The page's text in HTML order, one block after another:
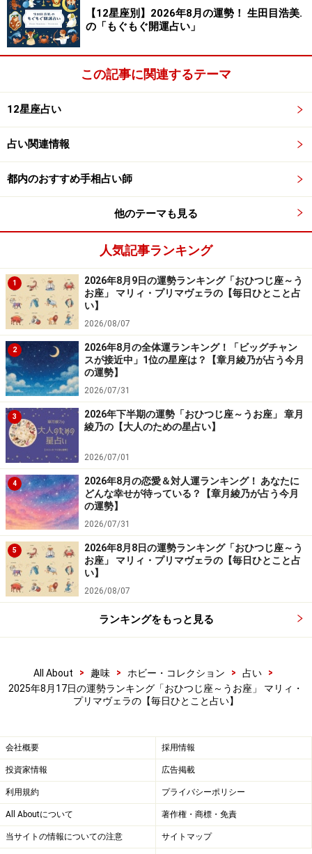
8位：おとめ座／乙女座（8月23日～9月22
「おとめ座」の今日の運勢
何気ない発言が波紋を呼びそう……。今日は沈黙が吉。
＞星が教えてくれる☆あなたが幸せになるために必要な
もの
7位：うお座／魚座（2月19日～3月20日生
まれ）
「うお座」の今日の運勢
買い物運が快調。お気に入りのショップに立ち寄ってみ
ては？
＞星が教えてくれる☆あなたが幸せになるために必要な
もの
6位：おうし座／牡牛座（4月20日～5月20
日生まれ）
【12星座別】2026年8月の運勢！ 生田目浩美.
の「もぐもぐ開運占い」
この記事に関連するテーマ
12星座占い
占い関連情報
都内のおすすめ手相占い師
他のテーマも見る
人気記事ランキング
1
2026年8月9日の運勢ランキング「おひつじ座～う
お座」 マリィ・プリマヴェラの【毎日ひとこと占
い】
2026/08/07
2
2026年8月の全体運ランキング！「ビッグチャン
スが接近中」1位の星座は？【章月綾乃が占う今月
の運勢】
2026/07/31
3
2026年下半期の運勢「おひつじ座～うお座」 章月
綾乃の【大人のための星占い】
2026/07/01
4
2026年8月の恋愛＆対人運ランキング！ あなたに
どんな幸せが待っている？【章月綾乃が占う今月
の運勢】
2026/07/31
5
2026年8月8日の運勢ランキング「おひつじ座～う
お座」 マリィ・プリマヴェラの【毎日ひとこと占
い】
2026/08/07
ランキングをもっと見る
All About > 趣味 > ホビー・コレクション > 占い
>
2025年8月17日の運勢ランキング「おひつじ座～うお座」 マリィ・
プリマヴェラの【毎日ひとこと占い】
会社概要 採用情報
投資家情報 広告掲載
利用規約 プライバシーポリシー
All Aboutについて 著作権・商標・免責
当サイトの情報についての注意 サイトマップ